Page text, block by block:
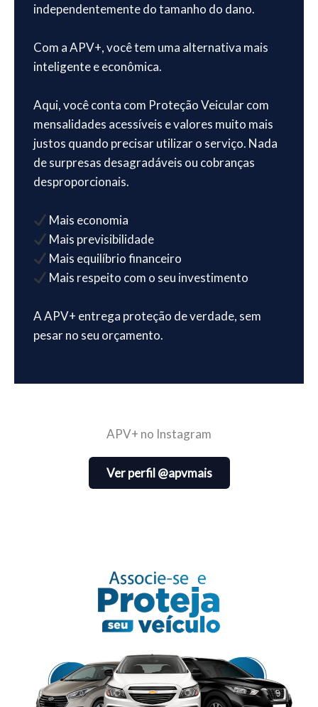
independentemente do tamanho do dano.
Com a APV+, você tem uma alternativa mais
inteligente e econômica.
Aqui, você conta com Proteção Veicular com
mensalidades acessíveis e valores muito mais
justos quando precisar utilizar o serviço. Nada
de surpresas desagradáveis ou cobranças
desproporcionais.
Mais economia
Mais previsibilidade
Mais equilíbrio financeiro
Mais respeito com o seu investimento
A APV+ entrega proteção de verdade, sem
pesar no seu orçamento.
APV+ no Instagram
Ver perfil @apvmais